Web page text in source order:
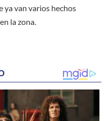
ya van varios hechos
la zona.